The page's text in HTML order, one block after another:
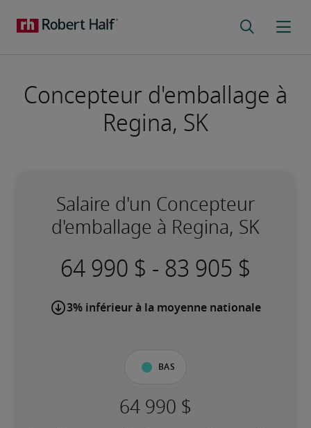
Concepteur d'emballage à
Regina, SK
Salaire d'un Concepteur
d'emballage à Regina, SK
-
3% inférieur à la moyenne nationale
Bas